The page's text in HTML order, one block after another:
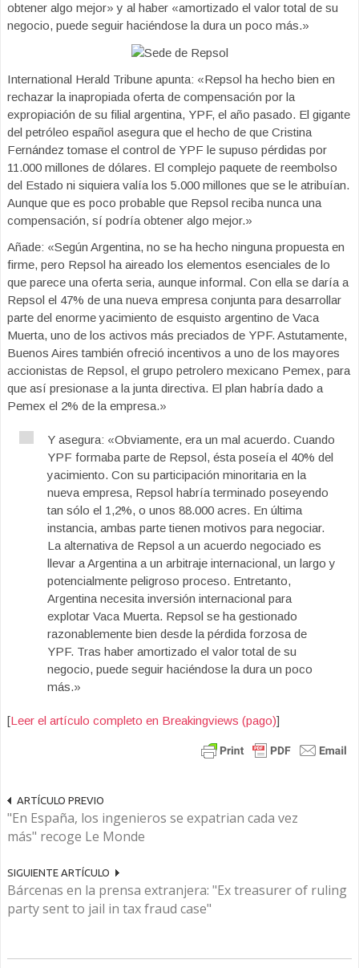
obtener algo mejor» y al haber «amortizado el valor total de su
negocio, puede seguir haciéndose la dura un poco más.»
International Herald Tribune apunta: «Repsol ha hecho bien en
rechazar la inapropiada oferta de compensación por la
expropiación de su filial argentina, YPF, el año pasado. El gigante
del petróleo español asegura que el hecho de que Cristina
Fernández tomase el control de YPF le supuso pérdidas por
11.000 millones de dólares. El complejo paquete de reembolso
del Estado ni siquiera valía los 5.000 millones que se le atribuían.
Aunque que es poco probable que Repsol reciba nunca una
compensación, sí podría obtener algo mejor.»
Añade: «Según Argentina, no se ha hecho ninguna propuesta en
firme, pero Repsol ha aireado los elementos esenciales de lo
que parece una oferta seria, aunque informal. Con ella se daría a
Repsol el 47% de una nueva empresa conjunta para desarrollar
parte del enorme yacimiento de esquisto argentino de Vaca
Muerta, uno de los activos más preciados de YPF. Astutamente,
Buenos Aires también ofreció incentivos a uno de los mayores
accionistas de Repsol, el grupo petrolero mexicano Pemex, para
que así presionase a la junta directiva. El plan habría dado a
Pemex el 2% de la empresa.»
Y asegura: «Obviamente, era un mal acuerdo. Cuando
YPF formaba parte de Repsol, ésta poseía el 40% del
yacimiento. Con su participación minoritaria en la
nueva empresa, Repsol habría terminado poseyendo
tan sólo el 1,2%, o unos 88.000 acres. En última
instancia, ambas parte tienen motivos para negociar.
La alternativa de Repsol a un acuerdo negociado es
llevar a Argentina a un arbitraje internacional, un largo y
potencialmente peligroso proceso. Entretanto,
Argentina necesita inversión internacional para
explotar Vaca Muerta. Repsol se ha gestionado
razonablemente bien desde la pérdida forzosa de
YPF. Tras haber amortizado el valor total de su
negocio, puede seguir haciéndose la dura un poco
más.»
[Leer el artículo completo en Breakingviews (pago)]
ARTÍCULO PREVIO
"En España, los ingenieros se expatrian cada vez
más" recoge Le Monde
SIGUIENTE ARTÍCULO
Bárcenas en la prensa extranjera: "Ex treasurer of ruling
party sent to jail in tax fraud case"